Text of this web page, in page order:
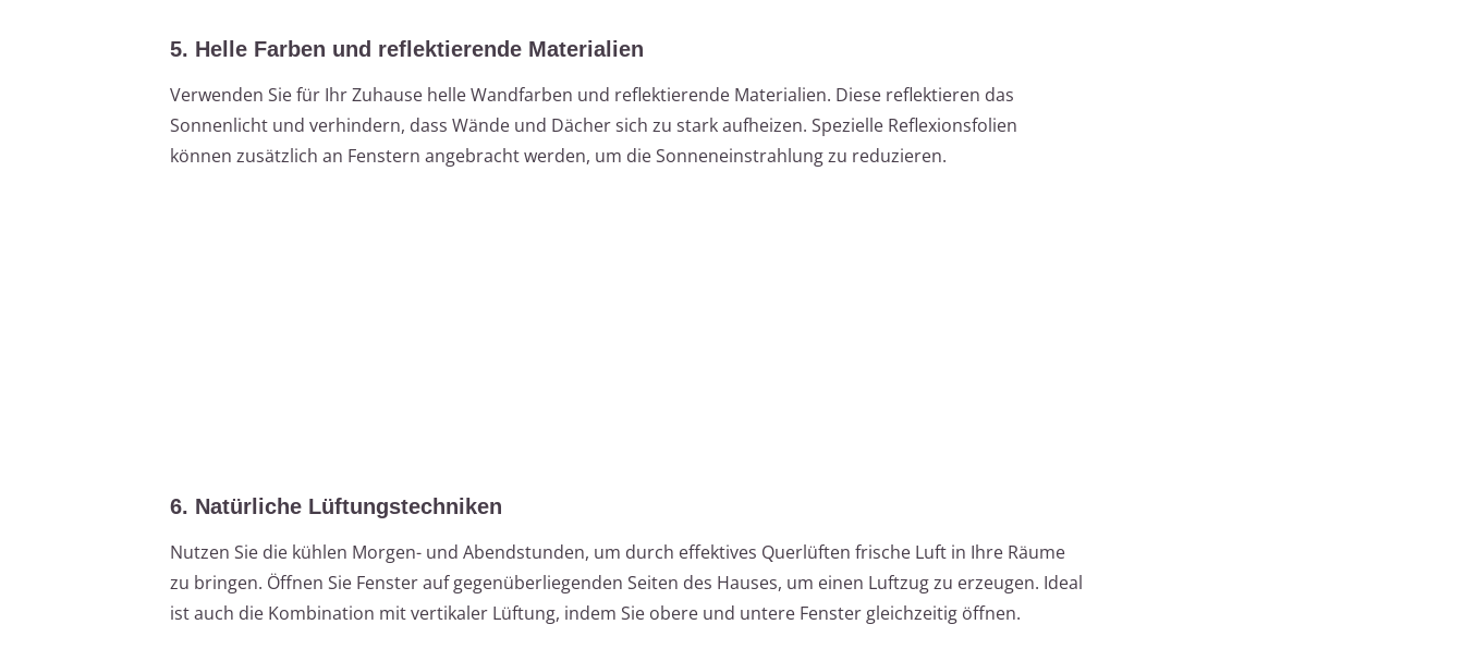
5. Helle Farben und reflektierende Materialien
Verwenden Sie für Ihr Zuhause helle Wandfarben und reflektierende Materialien. Diese reflektieren das
Sonnenlicht und verhindern, dass Wände und Dächer sich zu stark aufheizen. Spezielle Reflexionsfolien
können zusätzlich an Fenstern angebracht werden, um die Sonneneinstrahlung zu reduzieren.
6. Natürliche Lüftungstechniken
Nutzen Sie die kühlen Morgen- und Abendstunden, um durch effektives Querlüften frische Luft in Ihre Räume
zu bringen. Öffnen Sie Fenster auf gegenüberliegenden Seiten des Hauses, um einen Luftzug zu erzeugen. Ideal
ist auch die Kombination mit vertikaler Lüftung, indem Sie obere und untere Fenster gleichzeitig öffnen.